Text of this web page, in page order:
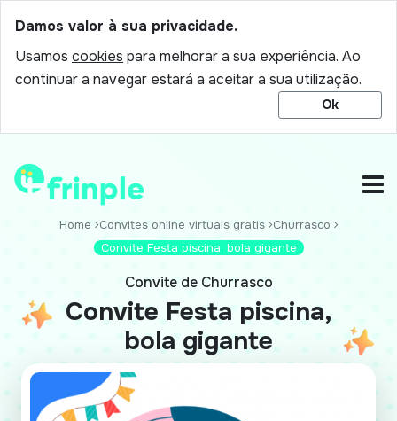
Damos valor à sua privacidade.
Usamos cookies para melhorar a sua experiência. Ao
continuar a navegar estará a aceitar a sua utilização.
Ok
Home Convites online virtuais gratis
Churrasco
Convite Festa piscina, bola gigante
Convite de Churrasco
Convite Festa piscina,
bola gigante